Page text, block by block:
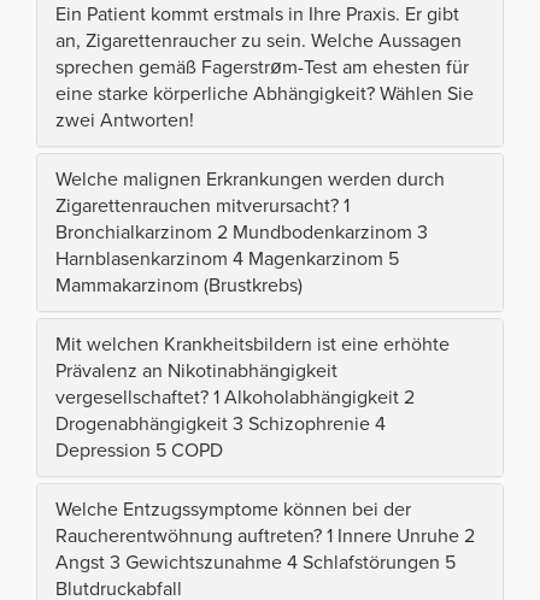
Ein Patient kommt erstmals in Ihre Praxis. Er gibt
an, Zigarettenraucher zu sein. Welche Aussagen
sprechen gemäß Fagerstrøm-Test am ehesten für
eine starke körperliche Abhängigkeit? Wählen Sie
zwei Antworten!
Welche malignen Erkrankungen werden durch
Zigarettenrauchen mitverursacht? 1
Bronchialkarzinom 2 Mundbodenkarzinom 3
Harnblasenkarzinom 4 Magenkarzinom 5
Mammakarzinom (Brustkrebs)
Mit welchen Krankheitsbildern ist eine erhöhte
Prävalenz an Nikotinabhängigkeit
vergesellschaftet? 1 Alkoholabhängigkeit 2
Drogenabhängigkeit 3 Schizophrenie 4
Depression 5 COPD
Welche Entzugssymptome können bei der
Raucherentwöhnung auftreten? 1 Innere Unruhe 2
Angst 3 Gewichtszunahme 4 Schlafstörungen 5
Blutdruckabfall